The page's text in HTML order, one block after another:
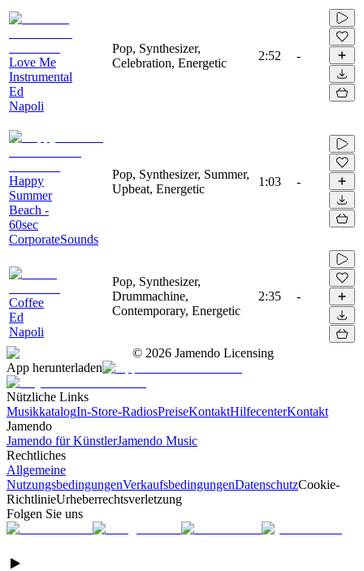
Love Me
Instrumental
Ed
Napoli
Pop, Synthesizer,
Celebration, Energetic
2:52 -
Happy
Summer
Beach -
60sec
CorporateSounds
Pop, Synthesizer, Summer,
Upbeat, Energetic
1:03 -
Coffee
Ed
Napoli
Pop, Synthesizer,
Drummachine,
Contemporary, Energetic
2:35 -
© 2026 Jamendo Licensing
App herunterladen
Nützliche Links
MusikkatalogIn-Store-RadiosPreiseKontaktHilfecenterKontakt
Jamendo
Jamendo für KünstlerJamendo Music
Rechtliches
Allgemeine
NutzungsbedingungenVerkaufsbedingungenDatenschutzCookie-
RichtlinieUrheberrechtsverletzung
Folgen Sie uns